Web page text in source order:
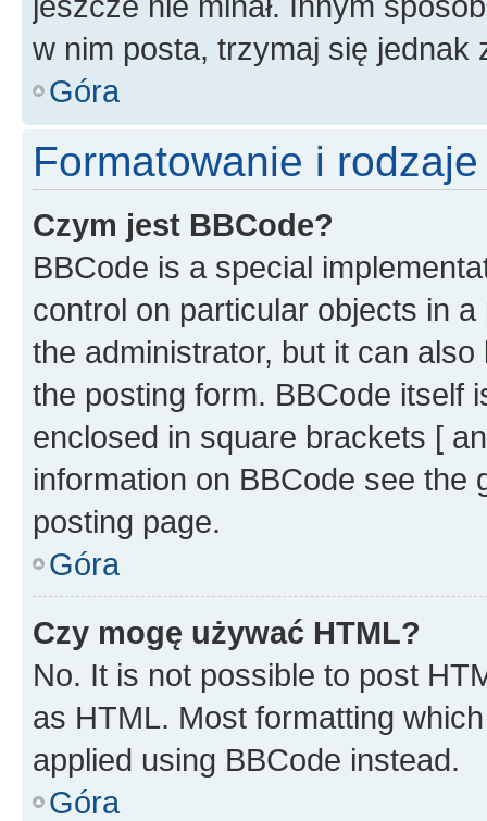
w nim posta, trzymaj się jednak
Góra
Formatowanie i
Czym jest BBCode?
BBCode is a special
control on particular objects in
the administrator, but it can
the posting form. BBCode itself
enclosed in square brackets [
information on BBCode see
posting page.
Góra
Czy mogę używać HTML?
No. It is not possible to post
as HTML. Most formatting
applied using BBCode instead.
Góra